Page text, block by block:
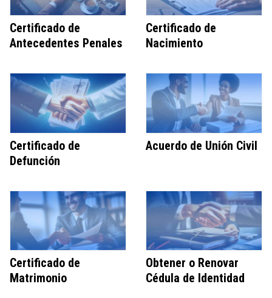
Certificado de
Antecedentes Penales
Certificado de
Nacimiento
Certificado de
Defunción
Acuerdo de Unión Civil
Certificado de
Matrimonio
Obtener o Renovar
Cédula de Identidad